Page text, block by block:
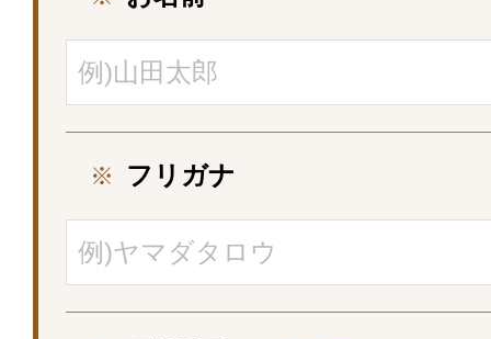
※ フリガナ